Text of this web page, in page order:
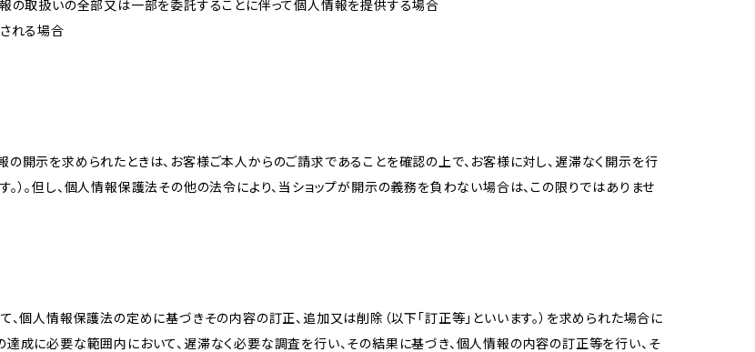
の取扱いの全部又は一部を委託することに伴って個人情報を提供する場合
れる場合
開示を求められたときは、お客様ご本人からのご請求であることを確認の上で、お客様に対し、遅滞なく開示を行
）。但し、個人情報保護法その他の法令により、当ショップが開示の義務を負わない場合は、この限りではありませ
、個人情報保護法の定めに基づきその内容の訂正、追加又は削除（以下「訂正等」といいます。）を求められた場合に
成に必要な範囲内において、遅滞なく必要な調査を行い、その結果に基づき、個人情報の内容の訂正等を行い、そ